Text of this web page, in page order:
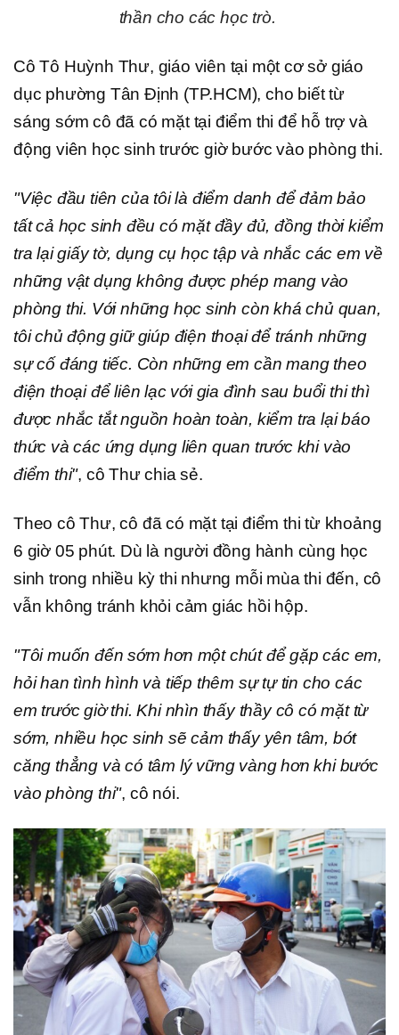
thần cho các học trò.
Cô Tô Huỳnh Thư, giáo viên tại một cơ sở giáo
dục phường Tân Định (TP.HCM), cho biết từ
sáng sớm cô đã có mặt tại điểm thi để hỗ trợ và
động viên học sinh trước giờ bước vào phòng thi.
"Việc đầu tiên của tôi là điểm danh để đảm bảo
tất cả học sinh đều có mặt đầy đủ, đồng thời kiểm
tra lại giấy tờ, dụng cụ học tập và nhắc các em về
những vật dụng không được phép mang vào
phòng thi. Với những học sinh còn khá chủ quan,
tôi chủ động giữ giúp điện thoại để tránh những
sự cố đáng tiếc. Còn những em cần mang theo
điện thoại để liên lạc với gia đình sau buổi thi thì
được nhắc tắt nguồn hoàn toàn, kiểm tra lại báo
thức và các ứng dụng liên quan trước khi vào
điểm thi", cô Thư chia sẻ.
Theo cô Thư, cô đã có mặt tại điểm thi từ khoảng
6 giờ 05 phút. Dù là người đồng hành cùng học
sinh trong nhiều kỳ thi nhưng mỗi mùa thi đến, cô
vẫn không tránh khỏi cảm giác hồi hộp.
"Tôi muốn đến sớm hơn một chút để gặp các em,
hỏi han tình hình và tiếp thêm sự tự tin cho các
em trước giờ thi. Khi nhìn thấy thầy cô có mặt từ
sớm, nhiều học sinh sẽ cảm thấy yên tâm, bớt
căng thẳng và có tâm lý vững vàng hơn khi bước
vào phòng thi", cô nói.